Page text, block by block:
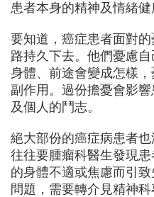
患者本身的精神及情緒健
要知道，癌症患者面對
路持久下去。他們憂慮
身體、前途會變成怎樣
副作用。過份擔憂會影
及個人的鬥志。
絕大部份的癌症病患者
往往要腫瘤科醫生發現
的身體不適或焦慮而引
問題，需要轉介見精神